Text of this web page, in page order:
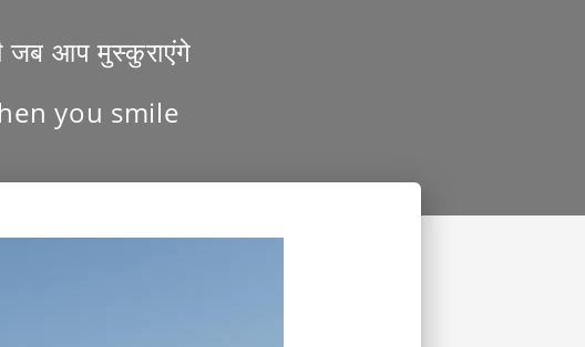
जब आप मुस्कुराएंगे
you smile